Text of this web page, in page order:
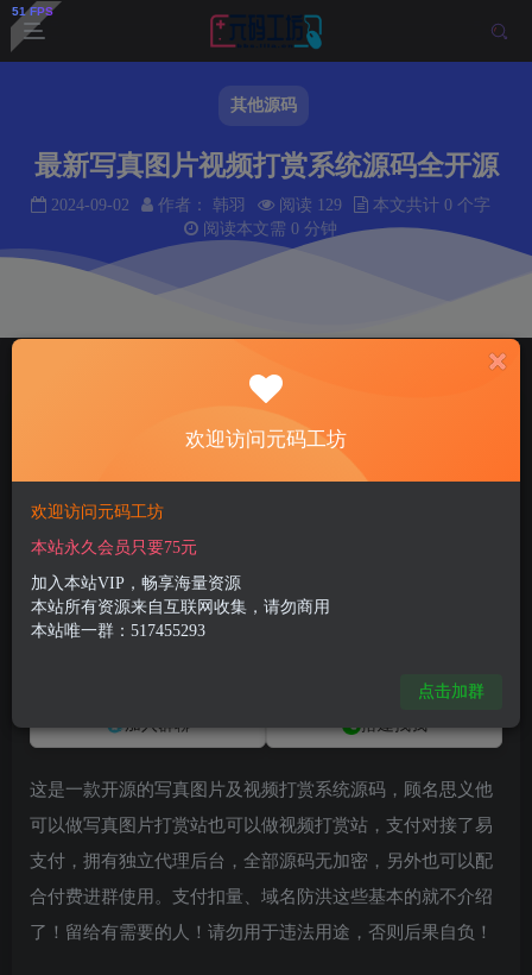
其他源码
最新写真图片视频打赏系统源码全开源
2024-09-02 作者： 韩羽 阅读 129
本文共计 0 个字
阅读本文需 0 分钟
129 14
最新写真图片视频打赏系统源码全开源
此内容为免费资源，请登录后查看
免费资源
加入群聊 搭建找我
这是一款开源的写真图片及视频打赏系统源码，顾名思义他
可以做写真图片打赏站也可以做视频打赏站，支付对接了易
支付，拥有独立代理后台，全部源码无加密，另外也可以配
合付费进群使用。支付扣量、域名防洪这些基本的就不介绍
了！留给有需要的人！请勿用于违法用途，否则后果自负！
欢迎访问元码工坊
欢迎访问元码工坊
本站永久会员只要75元
加入本站VIP，畅享海量资源
本站所有资源来自互联网收集，请勿商用
本站唯一群：517455293
点击加群